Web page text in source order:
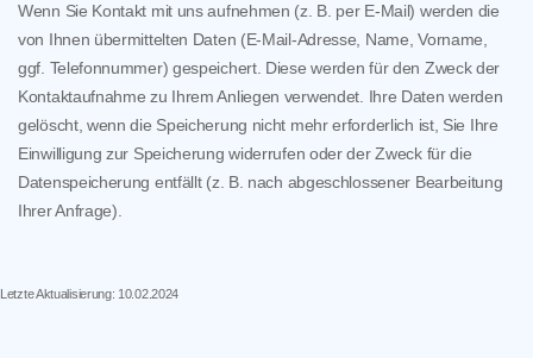
Wenn Sie Kontakt mit uns aufnehmen (z. B. per E-Mail) werden die
von Ihnen übermittelten Daten (E-Mail-Adresse, Name, Vorname,
ggf. Telefonnummer) gespeichert. Diese werden für den Zweck der
Kontaktaufnahme zu Ihrem Anliegen verwendet. Ihre Daten werden
gelöscht, wenn die Speicherung nicht mehr erforderlich ist, Sie Ihre
Einwilligung zur Speicherung widerrufen oder der Zweck für die
Datenspeicherung entfällt (z. B. nach abgeschlossener Bearbeitung
Ihrer Anfrage).
Letzte Aktualisierung: 10.02.2024